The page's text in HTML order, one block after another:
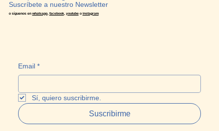
Suscríbete a nuestro Newsletter
o síguenos en whatsapp, facebook, youtubeo instagram
Email *
Sí, quiero suscribirme.
Suscribirme